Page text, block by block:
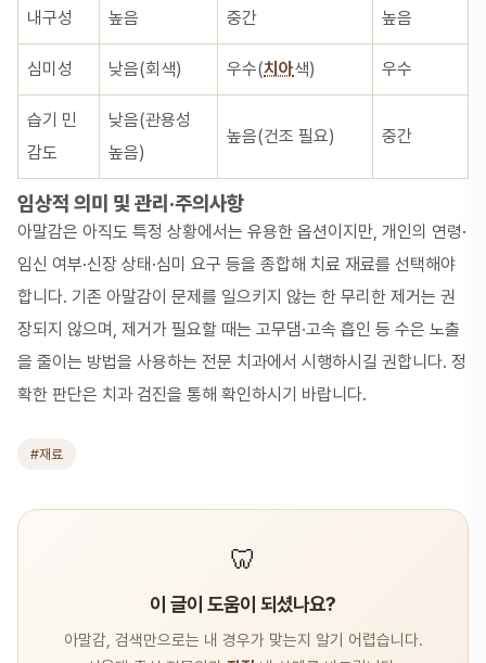
내구성 높음 중간 높음
심미성 낮음(회색) 우수(치아색) 우수
습기 민
감도
낮음(관용성
높음)
높음(건조 필요) 중간
임상적 의미 및 관리·주의사항
아말감은 아직도 특정 상황에서는 유용한 옵션이지만, 개인의 연령·
임신 여부·신장 상태·심미 요구 등을 종합해 치료 재료를 선택해야
합니다. 기존 아말감이 문제를 일으키지 않는 한 무리한 제거는 권
장되지 않으며, 제거가 필요할 때는 고무댐·고속 흡인 등 수은 노출
을 줄이는 방법을 사용하는 전문 치과에서 시행하시길 권합니다. 정
확한 판단은 치과 검진을 통해 확인하시기 바랍니다.
#재료
🦷
이 글이 도움이 되셨나요?
아말감, 검색만으로는 내 경우가 맞는지 알기 어렵습니다.